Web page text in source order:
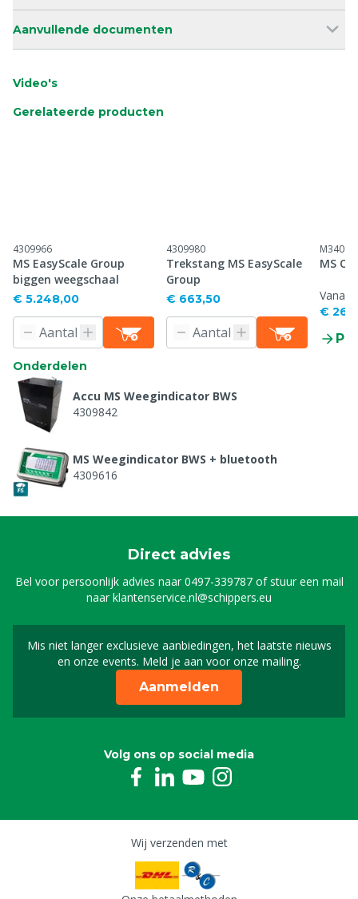
Aanvullende documenten
Video's
Gerelateerde producten
4309966
MS EasyScale Group
biggen weegschaal
€ 5.248,00
4309980
Trekstang MS EasyScale
Group
€ 663,50
MS
Vanaf
€
Onderdelen
Accu MS Weegindicator BWS
4309842
MS Weegindicator BWS + bluetooth
4309616
Direct advies
Bel voor persoonlijk advies naar0497-339787of stuur een mail
naarklantenservice.nl@schippers.eu
Mis niet langer exclusieve aanbiedingen, het laatste nieuws
en onze events. Meld je aan voor onze mailing.
Schrijf je in voor onze
Aanmelden
Volg ons op social media
Wij verzenden met